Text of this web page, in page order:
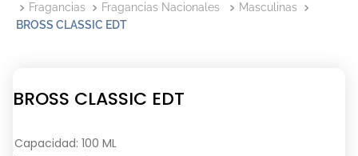
Fragancias Fragancias Nacionales
Masculinas
BROSS CLASSIC EDT
BROSS CLASSIC EDT
Capacidad: 100 ML